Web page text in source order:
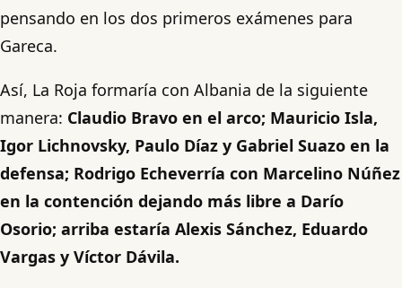
pensando en los dos primeros exámenes para
Gareca.
Así, La Roja formaría con Albania de la siguiente
manera: Claudio Bravo en el arco; Mauricio Isla,
Igor Lichnovsky, Paulo Díaz y Gabriel Suazo en la
defensa; Rodrigo Echeverría con Marcelino Núñez
en la contención dejando más libre a Darío
Osorio; arriba estaría Alexis Sánchez, Eduardo
Vargas y Víctor Dávila.